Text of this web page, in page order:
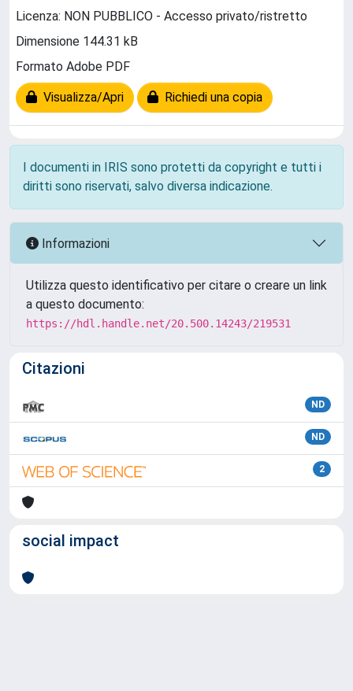
Licenza: NON PUBBLICO - Accesso privato/ristretto
Dimensione 144.31 kB
Formato Adobe PDF
Visualizza/Apri Richiedi una copia
I documenti in IRIS sono protetti da copyright e tutti i
diritti sono riservati, salvo diversa indicazione.
Informazioni
Utilizza questo identificativo per citare o creare un link
a questo documento:
https://hdl.handle.net/20.500.14243/219531
Citazioni
ND
ND
2
social impact